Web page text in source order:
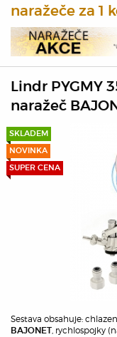
naražeče za 1
Lindr PYGMY
naražeč
SKLADEM
NOVINKA
SUPER CENA
Sestava obsahuje:
BAJONET , rychlospojky